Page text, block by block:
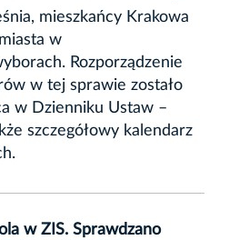
mieszkańcy Krakowa
w
Rozporządzenie
w tej sprawie zostało
w Dzienniku Ustaw –
szczegółowy kalendarz
w ZIS. Sprawdzano